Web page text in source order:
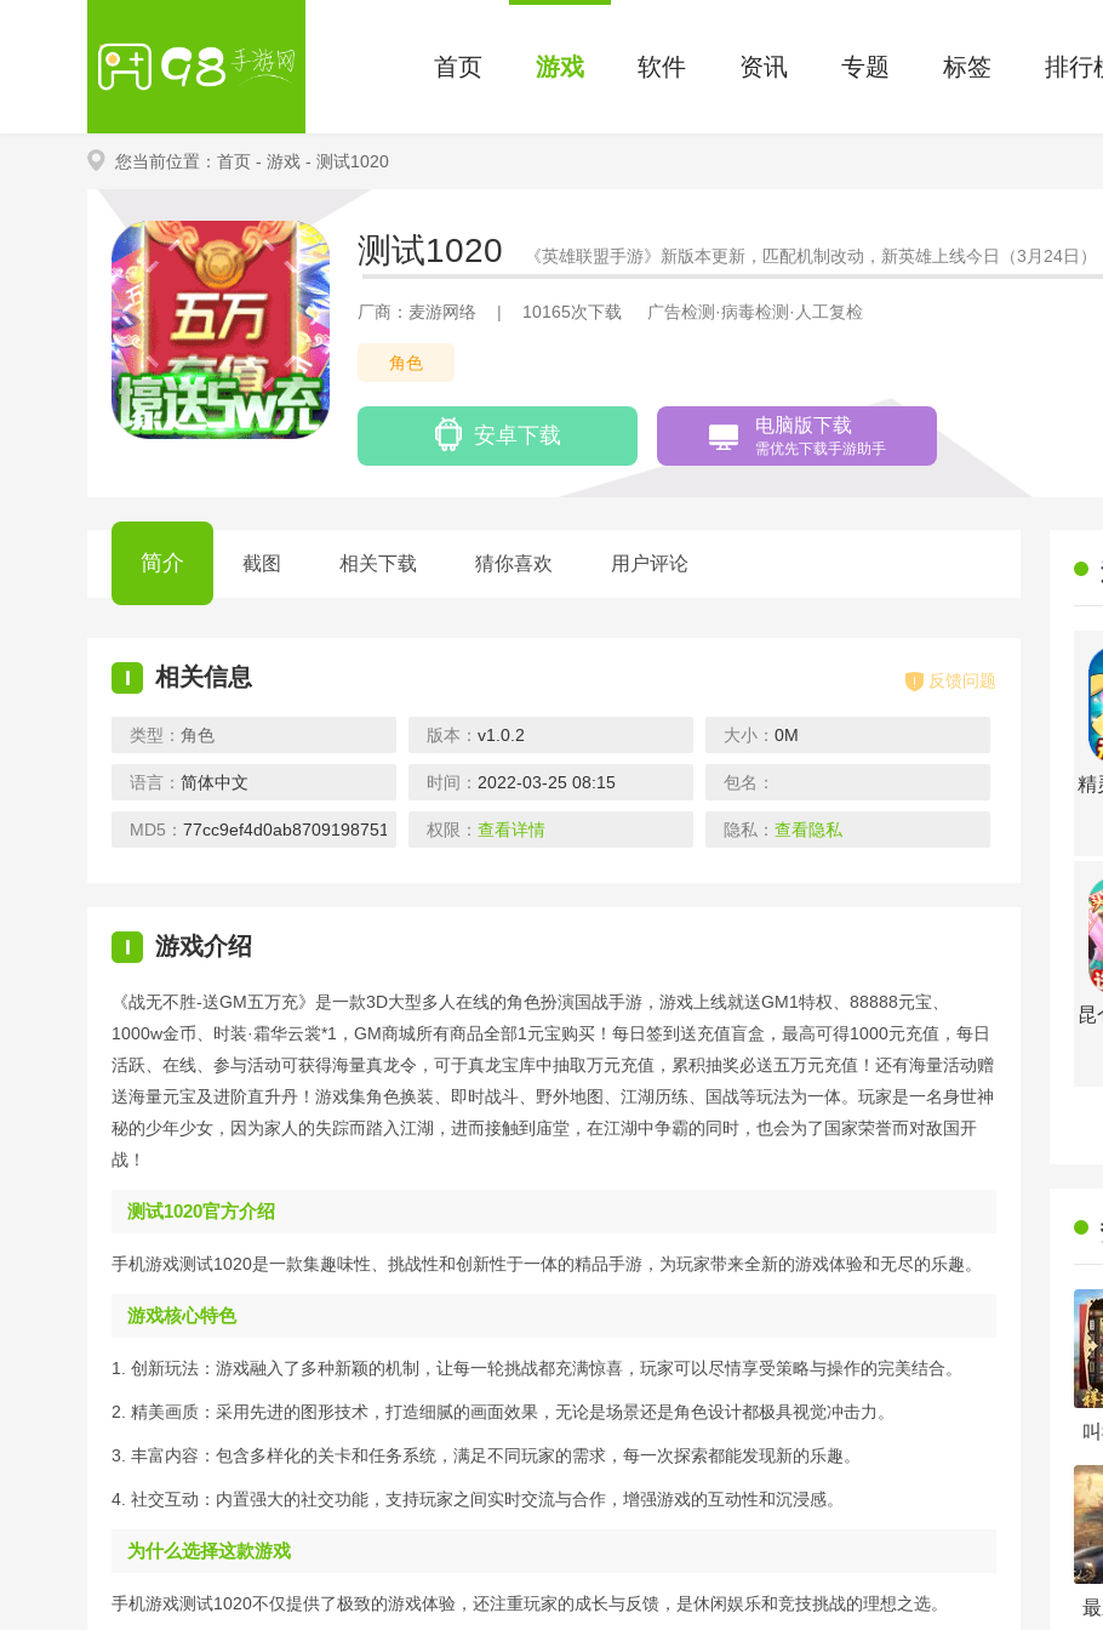
首页 游戏 软件 资讯 专题 标签 排行
您当前位置： 首页 - 游戏 - 测试1020
测试1020 《英雄联盟手游》新版本更新，匹配机制改动，新英雄上线今日（3月24日
本“艾欧尼亚守护者”正式上线，随之而来的有新英雄、新赛季、新宝典、新皮肤、新模式等等，召
下来咪噜手游的小编就为大家介绍下这次《英雄联盟手游》3.1版本的主要更新内容，感兴趣的小
厂商：麦游网络 | 10165次下载 广告检测·病毒检测·人工复检
角色
安卓下载 电脑版下载
需优先下载手游助手
简介 截图 相关下载 猜你喜欢 用户评论
I 相关信息 反馈问题
类型： 角色 版本： v1.0.2 大小： 0M
语言： 简体中文 时间： 2022-03-25 08:15 包名：
MD5： 77cc9ef4d0ab8709198751b8e2706fcc
权限： 查看详情 隐私： 查看隐私
I 游戏介绍
《战无不胜-送GM五万充》是一款3D大型多人在线的角色扮演国战手游，游戏上线就送GM1特权、88888元宝、
1000w金币、时装·霜华云裳*1，GM商城所有商品全部1元宝购买！每日签到送充值盲盒，最高可得1000元充值，每日
活跃、在线、参与活动可获得海量真龙令，可于真龙宝库中抽取万元充值，累积抽奖必送五万元充值！还有海量活动赠
送海量元宝及进阶直升丹！游戏集角色换装、即时战斗、野外地图、江湖历练、国战等玩法为一体。玩家是一名身世神
秘的少年少女，因为家人的失踪而踏入江湖，进而接触到庙堂，在江湖中争霸的同时，也会为了国家荣誉而对敌国开
战！
测试1020官方介绍
手机游戏测试1020是一款集趣味性、挑战性和创新性于一体的精品手游，为玩家带来全新的游戏体验和无尽的乐趣。
游戏核心特色
1. 创新玩法：游戏融入了多种新颖的机制，让每一轮挑战都充满惊喜，玩家可以尽情享受策略与操作的完美结合。
2. 精美画质：采用先进的图形技术，打造细腻的画面效果，无论是场景还是角色设计都极具视觉冲击力。
3. 丰富内容：包含多样化的关卡和任务系统，满足不同玩家的需求，每一次探索都能发现新的乐趣。
4. 社交互动：内置强大的社交功能，支持玩家之间实时交流与合作，增强游戏的互动性和沉浸感。
为什么选择这款游戏
手机游戏测试1020不仅提供了极致的游戏体验，还注重玩家的成长与反馈，是休闲娱乐和竞技挑战的理想之选。
精灵Q传-送充无限GM抽
下载
昆仑墟-GM买断工具
下载
九天封神-GM圣兽全免（删档内测）
下载 下载